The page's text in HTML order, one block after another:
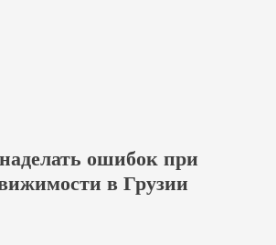
ошибок при
в Грузии